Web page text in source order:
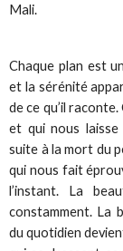
Mali.
Chaque plan est
et la sérénité
de ce qu’il
et qui nous laisse
suite à la mort du
qui nous fait
l’instant. La
constamment. La
du quotidien